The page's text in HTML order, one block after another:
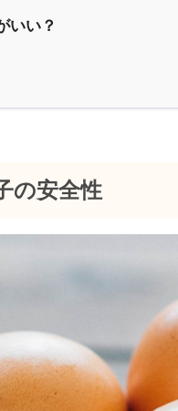
いい？
の安全性